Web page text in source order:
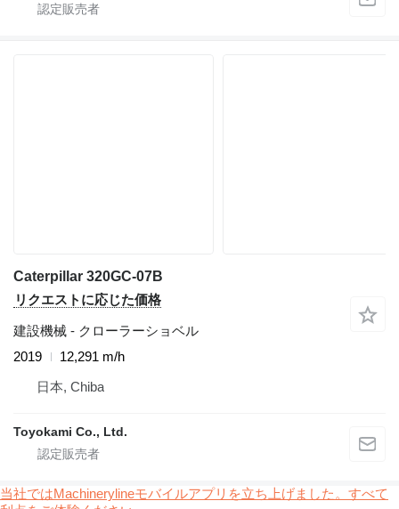
Caterpillar 320GC-07B
リクエストに応じた価格
建設機械 - クローラーショベル
2019
12,291 m/h
日本, Chiba
Toyokami Co., Ltd.
当社ではMachinerylineモバイルアプリを立ち上げました。すべて